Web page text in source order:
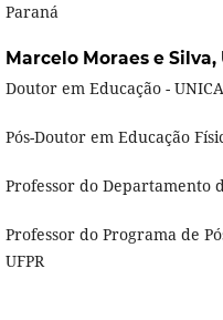
Paraná
Marcelo Moraes e Silva,
Doutor em Educação -
Pós-Doutor em Educação
Professor do Departamento
Professor do Programa de
UFPR